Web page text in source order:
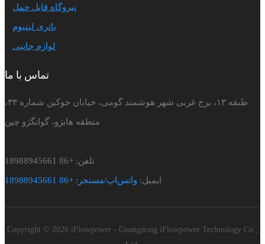
نیروگاه قابل حمل
باتری لیتیوم
لوازم جانبی
تماس با ما
طبقه ۱۳، برج غربی شهر هوشمند گومی، خیابان جوکین شماره ۳۳،
منطقه هایژو، گوانگژو چین
تلفن: +86 18988945661
ایمیل: واتس‌اپ/مسنجر: +86 18988945661
Copyright © 2026 iFlowpower - Guangdong iFlowpower Technology Co.,